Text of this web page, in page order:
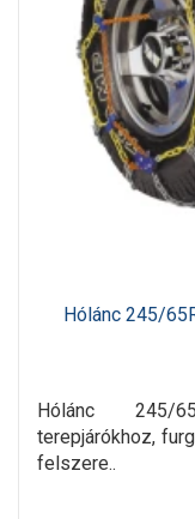
Hólánc 245/
Hólánc 245/
terepjárókhoz,
felszere..